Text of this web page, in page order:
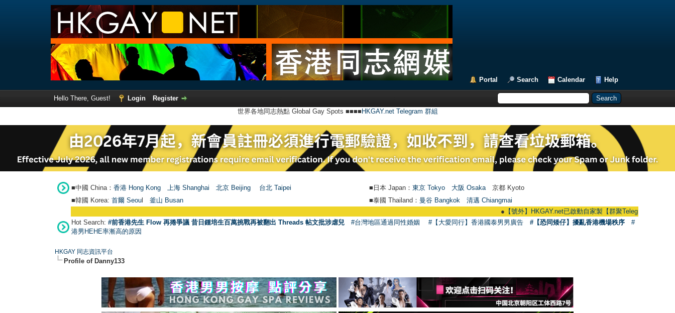
Portal Search Calendar Help
Hello There, Guest! Login
Register
世界各地同志熱點 Global Gay Spots ■■■■ HKGAY.net Telegram 群組
■中國 China： 香港 Hong Kong 上海 Shanghai 北京 Beijing 台北 Taipei ■日本 Japan： 東京 Tokyo 大阪 Osaka 京都 Kyoto
■韓國 Korea: 首爾 Seou 釜山 Busan ■泰國 Thailand： 曼谷 Bangkok
清邁 Chiangmai
【號外】HKGAY.net已啟動自家製【群聚Telegram群組】
Hot Search: #前香港先生 Flow 再捲爭議 昔日鍾培生百萬挑戰再被翻出 Threads 帖文批涉虐兒 #台灣地區通過同性婚姻 #【大愛同行】香港國泰男男廣告 #【恐同矮仔】擾亂香港機場秩序
#
港男HEHE率漸高的原因
HKGAY 同志資訊平台
Profile of Danny133